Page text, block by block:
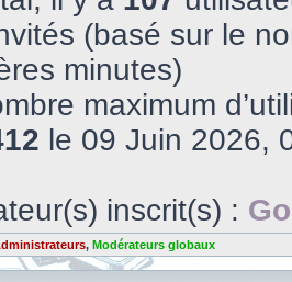
(basé sur le
minutes)
maximum
le 09 Juin 2026,
inscrit(s) :
, Modérateurs globaux